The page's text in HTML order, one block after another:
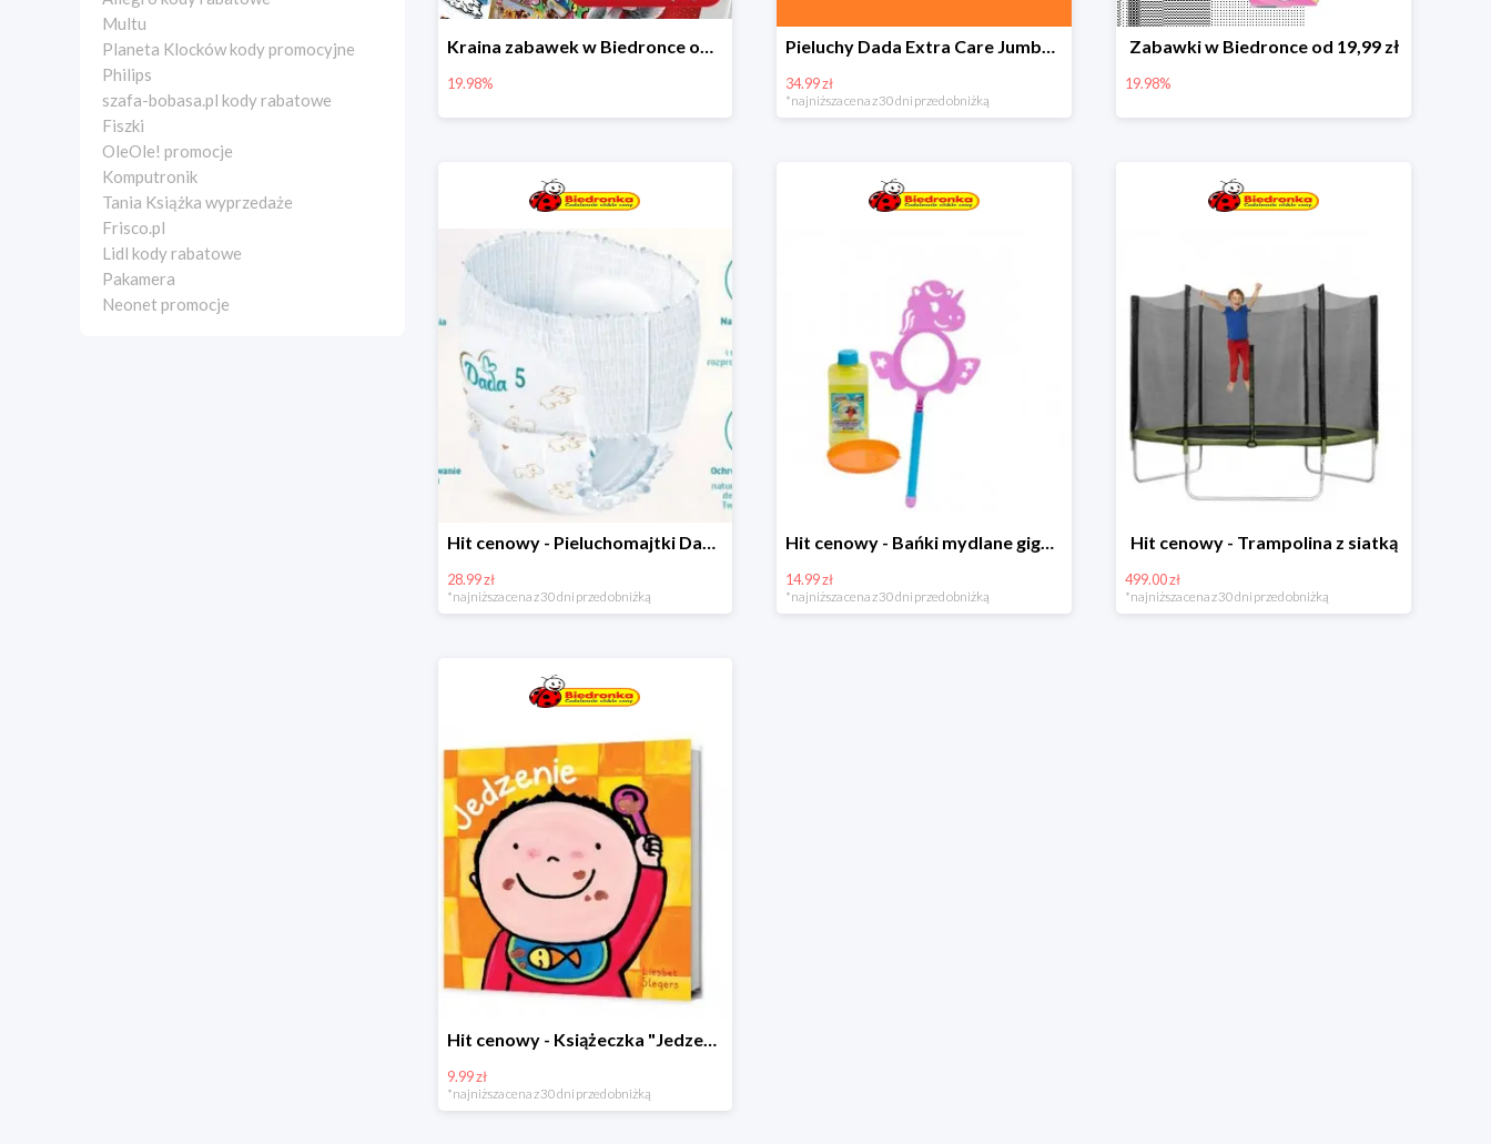
Multu
Planeta Klocków kody promocyjne
Philips
szafa-bobasa.pl kody rabatowe
Fiszki
OleOle! promocje
Komputronik
Tania Książka wyprzedaże
Frisco.pl
Lidl kody rabatowe
Pakamera
Neonet promocje
Kraina zabawek w Biedronce od 19,99 zł
19.98%
Pieluchy Dada Extra Care Jumbo Bag w super cenie
34.99 zł
*najniższa cena z 30 dni przed obniżką
Zabawki w Biedronce od 19,99 zł
19.98%
Hit cenowy - Pieluchomajtki Dada Pants
28.99 zł
*najniższa cena z 30 dni przed obniżką
Hit cenowy - Bańki mydlane gigant lub płyn uzupełniający
14.99 zł
*najniższa cena z 30 dni przed obniżką
Hit cenowy - Trampolina z siatką
499.00 zł
*najniższa cena z 30 dni przed obniżką
Hit cenowy - Książeczka "Jedzenie"
9.99 zł
*najniższa cena z 30 dni przed obniżką